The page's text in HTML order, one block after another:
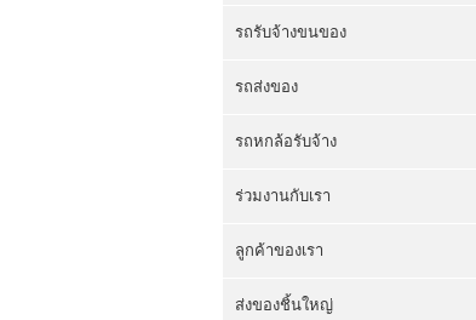
รถรับจ้างขนของ
รถส่งของ
รถหกล้อรับจ้าง
ร่วมงานกับเรา
ลูกค้าของเรา
ส่งของชิ้นใหญ่